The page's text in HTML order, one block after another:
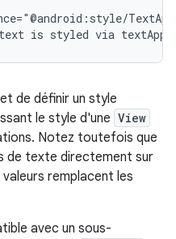
text is styled via
de définir un style
le style d'une View
Notez toutefois que
de texte directement sur
remplacent les
avec un sous-